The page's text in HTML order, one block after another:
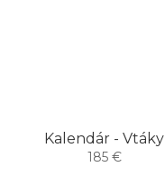
Kalendár - Vtáky
185 €